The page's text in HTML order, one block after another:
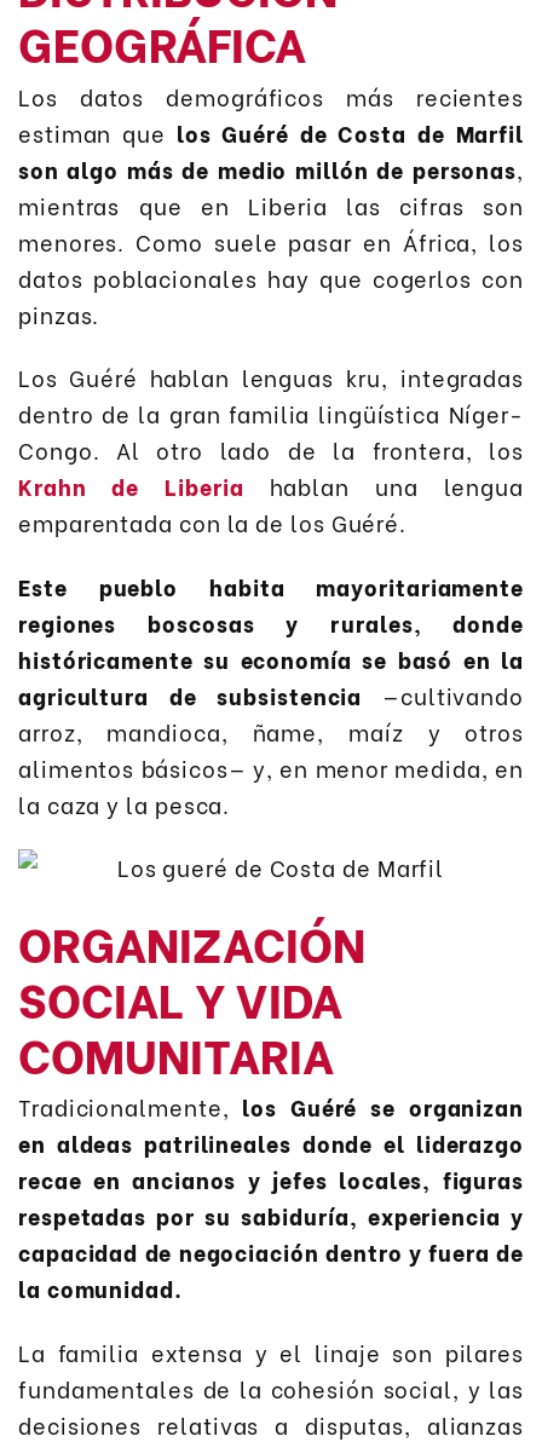
GEOGRÁFICA
Los datos demográficos más recientes
estiman que los Guéré de Costa de Marfil
son algo más de medio millón de personas,
mientras que en Liberia las cifras son
menores. Como suele pasar en África, los
datos poblacionales hay que cogerlos con
pinzas.
Los Guéré hablan lenguas kru, integradas
dentro de la gran familia lingüística Níger-
Congo. Al otro lado de la frontera, los
Krahn de Liberia hablan una lengua
emparentada con la de los Guéré.
Este pueblo habita mayoritariamente
regiones boscosas y rurales, donde
históricamente su economía se basó en la
agricultura de subsistencia —cultivando
arroz, mandioca, ñame, maíz y otros
alimentos básicos— y, en menor medida, en
la caza y la pesca.
ORGANIZACIÓN
SOCIAL Y VIDA
COMUNITARIA
Tradicionalmente, los Guéré se organizan
en aldeas patrilineales donde el liderazgo
recae en ancianos y jefes locales, figuras
respetadas por su sabiduría, experiencia y
capacidad de negociación dentro y fuera de
la comunidad.
La familia extensa y el linaje son pilares
fundamentales de la cohesión social, y las
decisiones relativas a disputas, alianzas